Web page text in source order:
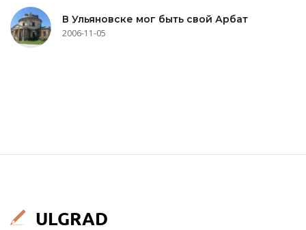
В Ульяновске мог быть свой Арбат
2006-11-05